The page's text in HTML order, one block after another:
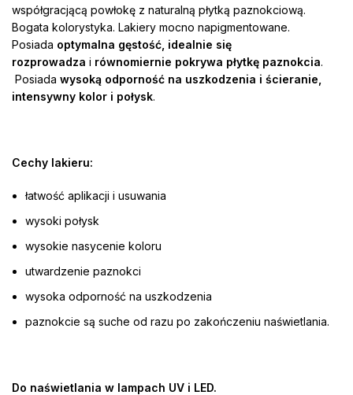
współgracjącą powłokę z naturalną płytką paznokciową.
Bogata kolorystyka. Lakiery mocno napigmentowane.
Posiada optymalna gęstość, idealnie się
rozprowadza i równomiernie pokrywa płytkę paznokcia.
Posiada wysoką odporność na uszkodzenia i ścieranie,
intensywny kolor i połysk.
Cechy lakieru:
łatwość aplikacji i usuwania
wysoki połysk
wysokie nasycenie koloru
utwardzenie paznokci
wysoka odporność na uszkodzenia
paznokcie są suche od razu po zakończeniu naświetlania.
Do naświetlania w lampach UV i LED.